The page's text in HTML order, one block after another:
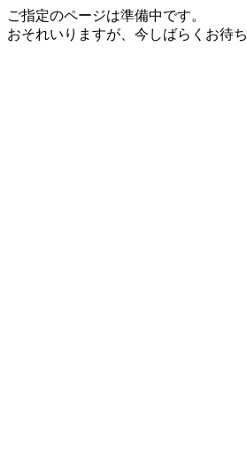
ご指定のページは準備中です。
おそれいりますが、今しばらくお待ち